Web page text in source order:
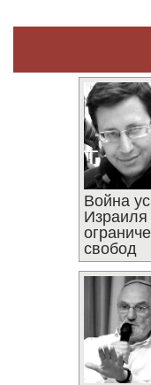
Война
Израиля
свобод